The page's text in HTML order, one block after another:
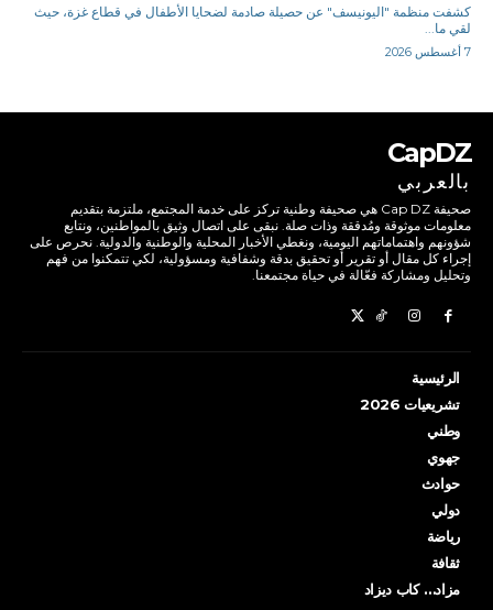
كشفت منظمة "اليونيسف" عن حصيلة صادمة لضحايا الأطفال في قطاع غزة، حيث
لقي ما...
7 أغسطس 2026
CapDZ
بالعربي
صحيفة Cap DZ هي صحيفة وطنية تركز على خدمة المجتمع، ملتزمة بتقديم
معلومات موثوقة ومُدققة وذات صلة. نبقى على اتصال وثيق بالمواطنين، ونتابع
شؤونهم واهتماماتهم اليومية، ونغطي الأخبار المحلية والوطنية والدولية. نحرص على
إجراء كل مقال أو تقرير أو تحقيق بدقة وشفافية ومسؤولية، لكي تتمكنوا من فهم
وتحليل ومشاركة فعّالة في حياة مجتمعنا.
الرئيسية
تشريعيات 2026
وطني
جهوي
حوادث
دولي
رياضة
ثقافة
مزاد… كاب ديزاد